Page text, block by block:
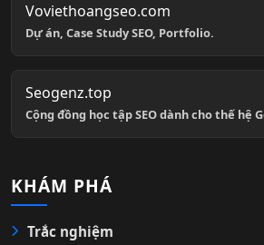
Voviethoangseo.com
Dự án, Case Study SEO, Portfolio.
Seogenz.top
Cộng đồng học tập SEO dành cho thế hệ
KHÁM PHÁ
Trắc nghiệm